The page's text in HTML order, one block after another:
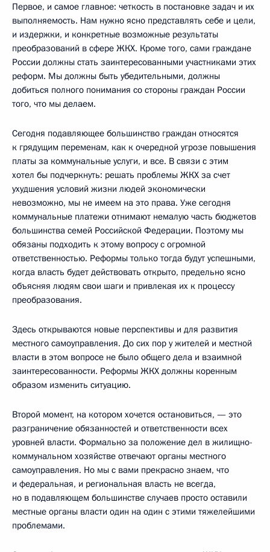
Первое, и самое главное: четкость в постановке задач и их
выполняемость. Нам нужно ясно представлять себе и цели,
и издержки, и конкретные возможные результаты
преобразований в сфере ЖКХ. Кроме того, сами граждане
России должны стать заинтересованными участниками этих
реформ. Мы должны быть убедительными, должны
добиться полного понимания со стороны граждан России
того, что мы делаем.
Сегодня подавляющее большинство граждан относятся
к грядущим переменам, как к очередной угрозе повышения
платы за коммунальные услуги, и все. В связи с этим
хотел бы подчеркнуть: решать проблемы ЖКХ за счет
ухудшения условий жизни людей экономически
невозможно, мы не имеем на это права. Уже сегодня
коммунальные платежи отнимают немалую часть бюджетов
большинства семей Российской Федерации. Поэтому мы
обязаны подходить к этому вопросу с огромной
ответственностью. Реформы только тогда будут успешными,
когда власть будет действовать открыто, предельно ясно
объясняя людям свои шаги и привлекая их к процессу
преобразования.
Здесь открываются новые перспективы и для развития
местного самоуправления. До сих пор у жителей и местной
власти в этом вопросе не было общего дела и взаимной
заинтересованности. Реформы ЖКХ должны коренным
образом изменить ситуацию.
Второй момент, на котором хочется остановиться, — это
разграничение обязанностей и ответственности всех
уровней власти. Формально за положение дел в жилищно-
коммунальном хозяйстве отвечают органы местного
самоуправления. Но мы с вами прекрасно знаем, что
и федеральная, и региональная власть не всегда,
но в подавляющем большинстве случаев просто оставили
местные органы власти один на один с этими тяжелейшими
проблемами.